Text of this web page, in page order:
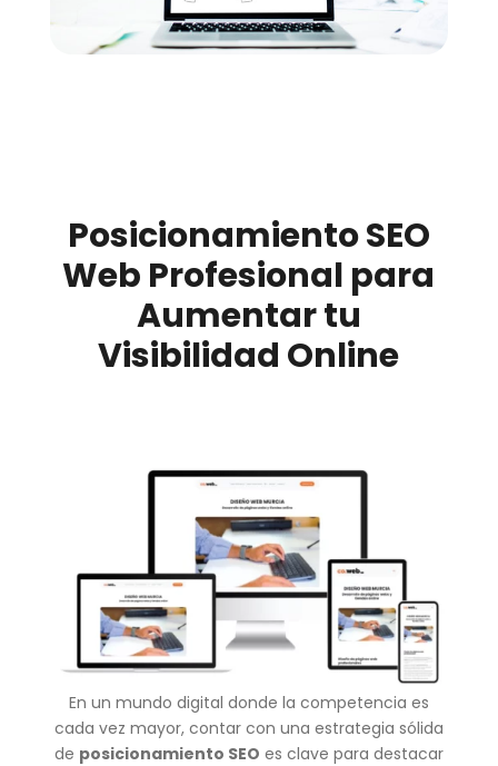
Posicionamiento SEO
Web Profesional para
Aumentar tu
Visibilidad Online
En un mundo digital donde la competencia es
cada vez mayor, contar con una estrategia sólida
de posicionamiento SEO es clave para destacar